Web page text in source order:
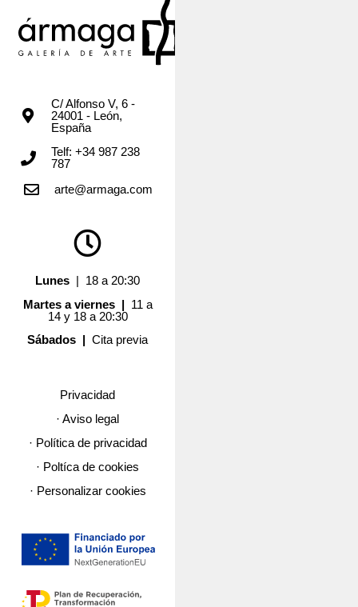
C/ Alfonso V, 6 -
24001 - León,
España
Telf: +34 987 238
787
arte@armaga.com
Lunes | 18 a 20:30
Martes a viernes | 11 a
14 y 18 a 20:30
Sábados |Cita previa
Privacidad
· Aviso legal
· Política de privacidad
· Poltíca de cookies
· Personalizar cookies